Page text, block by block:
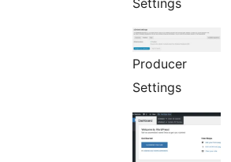
Settings
Producer
Settings